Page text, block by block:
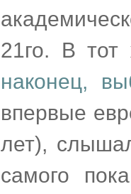
21го. В
наконец,
впервые
лет),
самого